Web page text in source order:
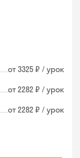
от 3325 ₽ / урок
от 2282 ₽ / урок
от 2282 ₽ / урок